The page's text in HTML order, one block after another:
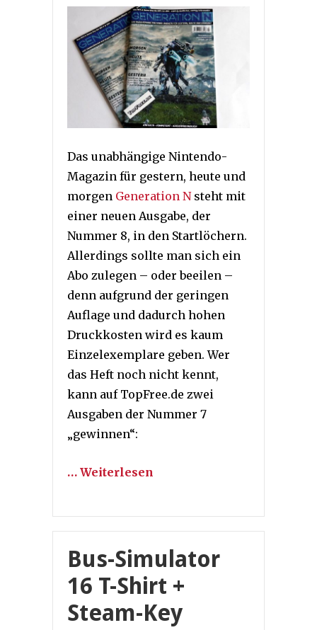
Das unabhängige Nintendo-
Magazin für gestern, heute und
morgen Generation Nsteht mit
einer neuen Ausgabe, der
Nummer 8, in den Startlöchern.
Allerdings sollte man sich ein
Abo zulegen – oder beeilen –
denn aufgrund der geringen
Auflage und dadurch hohen
Druckkosten wird es kaum
Einzelexemplare geben. Wer
das Heft noch nicht kennt,
kann auf TopFree.de zwei
Ausgaben der Nummer 7
„gewinnen“:
… Weiterlesen
Bus-Simulator
16 T-Shirt +
Steam-Key